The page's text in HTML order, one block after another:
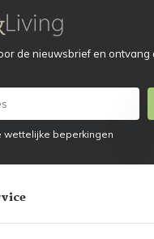
de nieuwsbrief en ontvang
wettelijke beperkingen